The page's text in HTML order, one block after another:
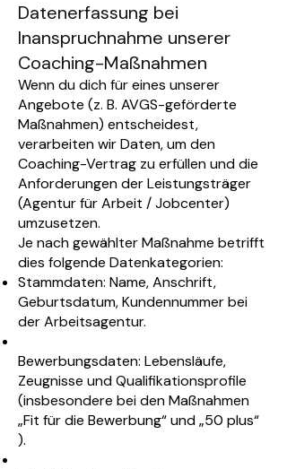
Datenerfassung bei
Inanspruchnahme unserer
Coaching-Maßnahmen
Wenn du dich für eines unserer
Angebote (z. B. AVGS-geförderte
Maßnahmen) entscheidest,
verarbeiten wir Daten, um den
Coaching-Vertrag zu erfüllen und die
Anforderungen der Leistungsträger
(Agentur für Arbeit / Jobcenter)
umzusetzen.
Je nach gewählter Maßnahme betrifft
dies folgende Datenkategorien:
Stammdaten: Name, Anschrift,
Geburtsdatum, Kundennummer bei
der Arbeitsagentur.
Bewerbungsdaten: Lebensläufe,
Zeugnisse und Qualifikationsprofile
(insbesondere bei den Maßnahmen
„Fit für die Bewerbung“ und „50 plus“
).